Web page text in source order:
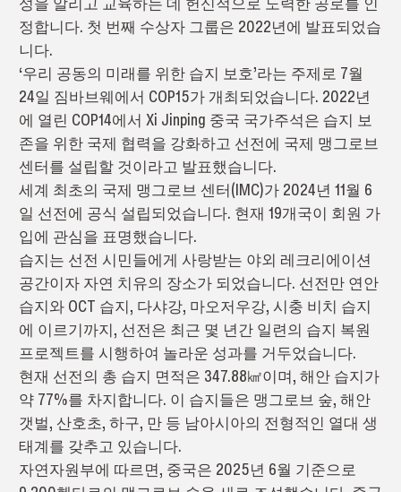
정합니다. 첫 번째 수상자 그룹은 2022년에 발표되었습
니다.
‘우리 공동의 미래를 위한 습지 보호’라는 주제로 7월
24일 짐바브웨에서 COP15가 개최되었습니다. 2022년
에 열린 COP14에서 Xi Jinping 중국 국가주석은 습지 보
존을 위한 국제 협력을 강화하고 선전에 국제 맹그로브
센터를 설립할 것이라고 발표했습니다.
세계 최초의 국제 맹그로브 센터(IMC)가 2024년 11월 6
일 선전에 공식 설립되었습니다. 현재 19개국이 회원 가
입에 관심을 표명했습니다.
습지는 선전 시민들에게 사랑받는 야외 레크리에이션
공간이자 자연 치유의 장소가 되었습니다. 선전만 연안
습지와 OCT 습지, 다샤강, 마오저우강, 시충 비치 습지
에 이르기까지, 선전은 최근 몇 년간 일련의 습지 복원
프로젝트를 시행하여 놀라운 성과를 거두었습니다.
현재 선전의 총 습지 면적은 347.88㎢이며, 해안 습지가
약 77%를 차지합니다. 이 습지들은 맹그로브 숲, 해안
갯벌, 산호초, 하구, 만 등 남아시아의 전형적인 열대 생
태계를 갖추고 있습니다.
자연자원부에 따르면, 중국은 2025년 6월 기준으로